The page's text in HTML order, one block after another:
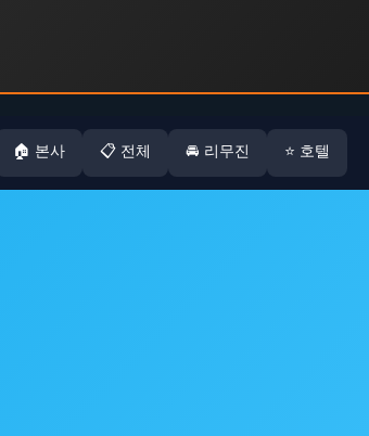
🏠 본사 📋 전체 🚘 리무진 ⭐ 호텔